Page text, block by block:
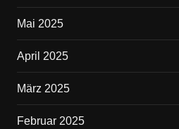
Mai 2025
April 2025
März 2025
Februar 2025